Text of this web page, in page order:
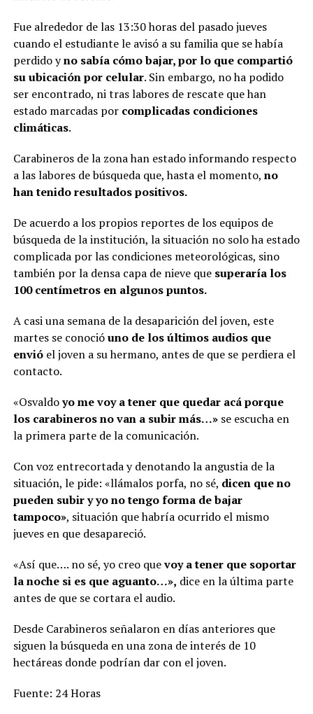
Fue alrededor de las 13:30 horas del pasado jueves
cuando el estudiante le avisó a su familia que se había
perdido yno sabía cómo bajar, por lo que compartió
su ubicación por celular. Sin embargo, no ha podido
ser encontrado, ni tras labores de rescate que han
estado marcadas por complicadas condiciones
climáticas.
Carabineros de la zona han estado informando respecto
a las labores de búsqueda que, hasta el momento, no
han tenido resultados positivos.
De acuerdo a los propios reportes de los equipos de
búsqueda de la institución, la situación no solo ha estado
complicada por las condiciones meteorológicas, sino
también por la densa capa de nieve quesuperaría los
100 centímetros en algunos puntos.
A casi una semana de la desaparición del joven, este
martes se conocióuno de los últimos audios que
envióel joven a su hermano, antes de que se perdiera el
contacto.
«Osvaldoyo me voy a tener que quedar acá porque
los carabineros no van a subir más…»se escucha en
la primera parte de la comunicación.
Con voz entrecortada y denotando la angustia de la
situación, le pide: «llámalos porfa, no sé, dicen que no
pueden subir y yo no tengo forma de bajar
tampoco», situación que habría ocurrido el mismo
jueves en que desapareció.
«Así que…. no sé, yo creo quevoy a tener que soportar
la noche si es que aguanto…», dice en la última parte
antes de que se cortara el audio.
Desde Carabineros señalaron en días anteriores que
siguen la búsqueda en una zona de interés de 10
hectáreas donde podrían dar con el joven.
Fuente: 24 Horas